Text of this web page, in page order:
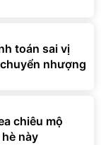
toán sai vị
nhượng
chiêu mộ
này